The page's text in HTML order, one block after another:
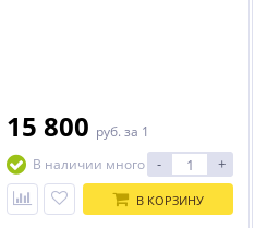
15 800 руб. за 1
В наличии много
- +
В КОРЗИНУ